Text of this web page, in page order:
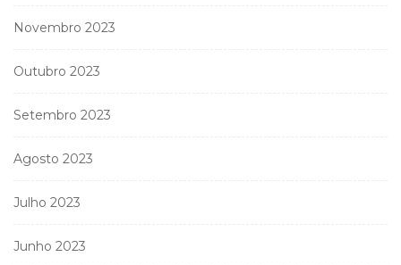
Novembro 2023
Outubro 2023
Setembro 2023
Agosto 2023
Julho 2023
Junho 2023